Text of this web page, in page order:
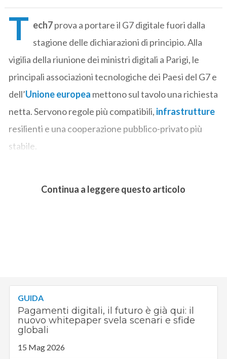
T ech7prova a portare il G7 digitale fuori dalla
stagione delle dichiarazioni di principio. Alla
vigilia della riunione dei ministri digitali a Parigi, le
principali associazioni tecnologiche dei Paesi del G7 e
dell’Unione europea mettono sul tavolo una richiesta
netta. Servono regole più compatibili, infrastrutture
resilienti e una cooperazione pubblico-privato più
stabile.
Continua a leggere questo articolo
GUIDA
Pagamenti digitali, il futuro è già qui: il
nuovo whitepaper svela scenari e sfide
globali
15 Mag 2026